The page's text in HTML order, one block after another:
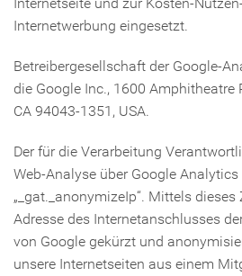
Internetwerbung eingesetzt.
Betreibergesellschaft der Google-
die Google Inc., 1600 Amphitheatre
CA 94043-1351, USA.
Der für die Verarbeitung
Web-Analyse über Google
„_gat._anonymizeIp“. Mittels
Adresse des Internetanschlusses
von Google gekürzt und
unsere Internetseiten aus einem